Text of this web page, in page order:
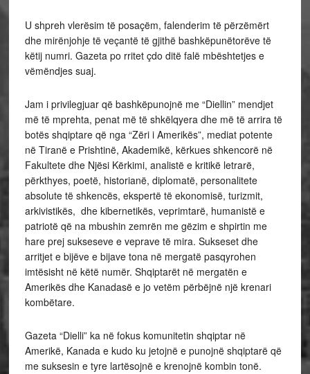
U shpreh vlerësim të posaçëm, falenderim të përzëmërt
dhe mirënjohje të veçantë të gjithë bashkëpunëtorëve të
këtij numri. Gazeta po rritet çdo ditë falë mbështetjes e
vëmëndjes suaj.
Jam i privilegjuar që bashkëpunojnë me “Diellin” mendjet
më të mprehta, penat më të shkëlqyera dhe më të arrira të
botës shqiptare që nga “Zëri i Amerikës”, mediat potente
në Tiranë e Prishtinë, Akademikë, kërkues shkencorë në
Fakultete dhe Njësi Kërkimi, analistë e kritikë letrarë,
përkthyes, poetë, historianë, diplomatë, personalitete
absolute të shkencës, ekspertë të ekonomisë, turizmit,
arkivistikës, dhe kibernetikës, veprimtarë, humanistë e
patriotë që na mbushin zemrën me gëzim e shpirtin me
hare prej sukseseve e veprave të mira. Sukseset dhe
arritjet e bijëve e bijave tona në mergatë pasqyrohen
imtësisht në këtë numër. Shqiptarët në mergatën e
Amerikës dhe Kanadasë e jo vetëm përbëjnë një krenari
kombëtare.
Gazeta “Dielli” ka në fokus komunitetin shqiptar në
Amerikë, Kanada e kudo ku jetojnë e punojnë shqiptarë që
me suksesin e tyre lartësojnë e krenojnë kombin tonë.